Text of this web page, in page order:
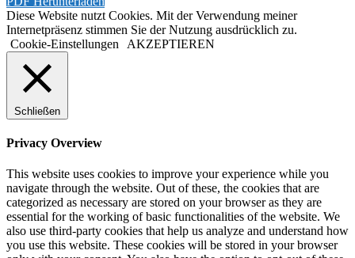
Diese Website nutzt Cookies. Mit der Verwendung meiner
Internetpräsenz stimmen Sie der Nutzung ausdrücklich zu.
Cookie-Einstellungen
AKZEPTIEREN
Schließen
Privacy Overview
This website uses cookies to improve your experience while you
navigate through the website. Out of these, the cookies that are
categorized as necessary are stored on your browser as they are
essential for the working of basic functionalities of the website. We
also use third-party cookies that help us analyze and understand how
you use this website. These cookies will be stored in your browser